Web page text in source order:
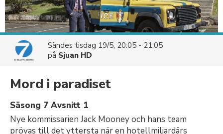
Sändes tisdag 19/5, 20:05 - 21:05
på Sjuan HD
Mord i paradiset
Säsong 7 Avsnitt 1
Nye kommissarien Jack Mooney och hans team
prövas till det yttersta när en hotellmiljardärs